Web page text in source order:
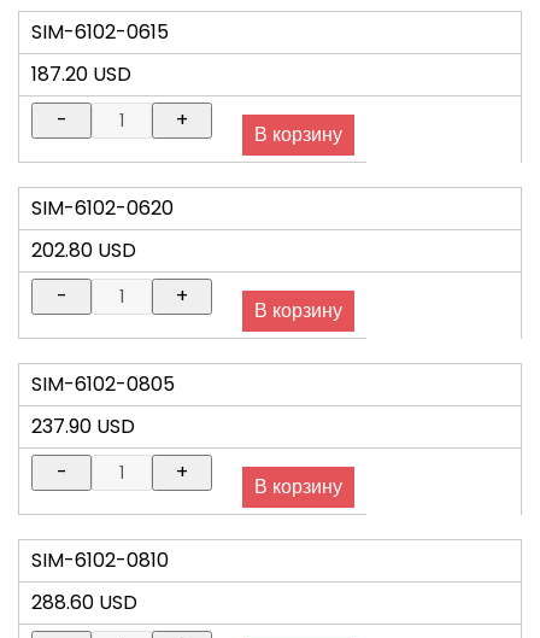
SIM-6102-0615
187.20 USD
SIM-6102-0620
202.80 USD
SIM-6102-0805
237.90 USD
SIM-6102-0810
288.60 USD